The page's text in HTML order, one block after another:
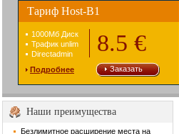
Тариф Host-B1
1000Mб Диск
Трафик unlim
Directadmin
8.5 €
Подробнее Заказать
Наши преимущества
Безлимитное расширение места на